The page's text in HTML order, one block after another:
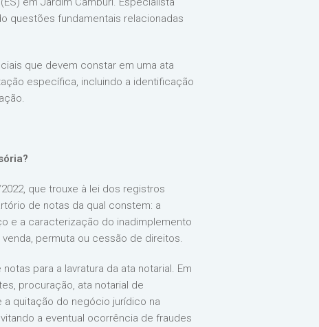
questões fundamentais relacionadas
que devem constar em uma ata
específica, incluindo a identificação
que trouxe à lei dos registros
de notas da qual constem: a
e a caracterização do inadimplemento
permuta ou cessão de direitos.
para a lavratura da ata notarial. Em
procuração, ata notarial de
quitação do negócio jurídico na
a eventual ocorrência de fraudes